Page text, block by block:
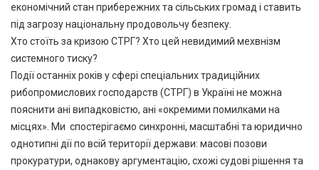
економічний стан прибережних та сільських громад і ставить
під загрозу національну продовольчу безпеку.
Хто стоїть за кризою СТРГ? Хто цей невидимий мехвнізм
системного тиску?
Події останніх років у сфері спеціальних традиційних
рибопромислових господарств (СТРГ) в Україні не можна
пояснити ані випадковістю, ані «окремими помилками на
місцях». Ми спостерігаємо синхронні, масштабні та юридично
однотипні дії по всій території держави: масові позови
прокуратури, однакову аргументацію, схожі судові рішення та